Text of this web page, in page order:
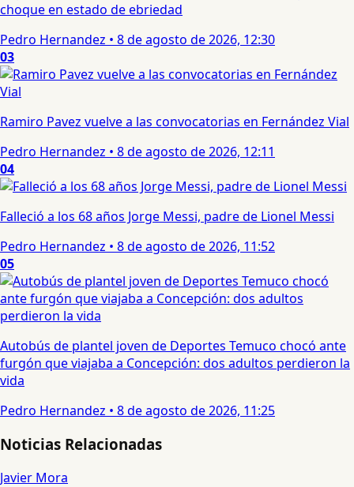
choque en estado de ebriedad
Pedro Hernandez • 8 de agosto de 2026, 12:30
03
Ramiro Pavez vuelve a las convocatorias en Fernández Vial
Pedro Hernandez • 8 de agosto de 2026, 12:11
04
Falleció a los 68 años Jorge Messi, padre de Lionel Messi
Pedro Hernandez • 8 de agosto de 2026, 11:52
05
Autobús de plantel joven de Deportes Temuco chocó ante
furgón que viajaba a Concepción: dos adultos perdieron la
vida
Pedro Hernandez • 8 de agosto de 2026, 11:25
Noticias Relacionadas
Javier Mora